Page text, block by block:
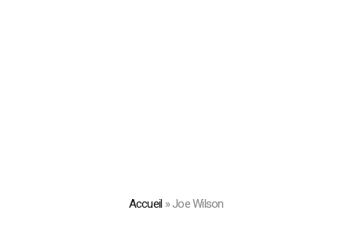
Accueil »Joe Wilson